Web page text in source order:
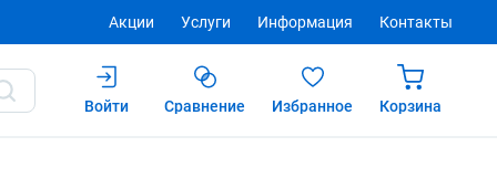
Акции Услуги Информация Контакты
Войти Сравнение Избранное Корзина